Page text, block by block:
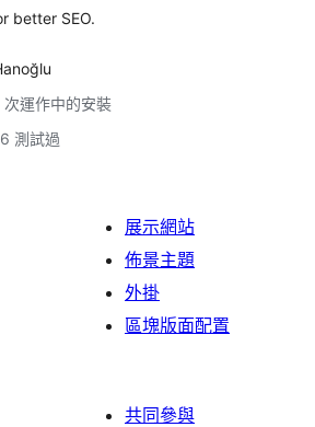
better SEO.
次運作中的安裝
測試過
展示網站
佈景主題
外掛
區塊版面配置
共同參與